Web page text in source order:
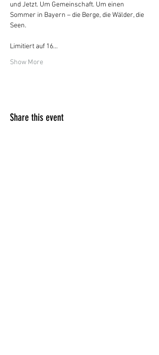
und Jetzt. Um Gemeinschaft. Um einen
Sommer in Bayern – die Berge, die Wälder, die
Seen.
Limitiert auf 16…
Show More
Share this event